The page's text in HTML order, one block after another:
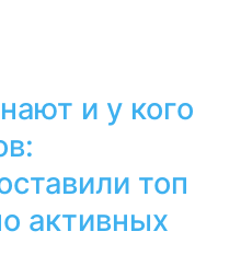
и у кого
топ
активных